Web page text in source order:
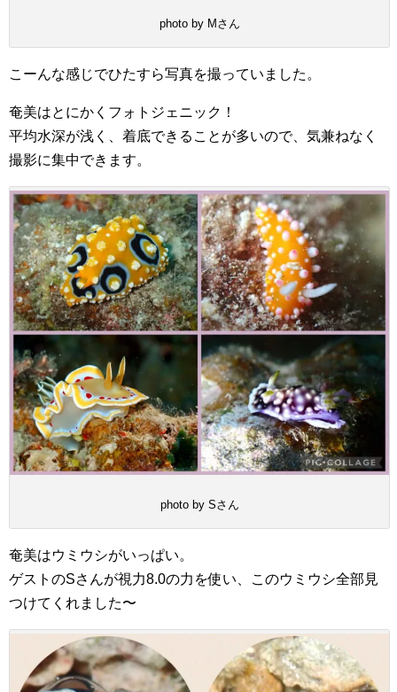
photo by Mさん
こーんな感じでひたすら写真を撮っていました。
奄美はとにかくフォトジェニック！
平均水深が浅く、着底できることが多いので、気兼ねなく
撮影に集中できます。
photo by Sさん
奄美はウミウシがいっぱい。
ゲストのSさんが視力8.0の力を使い、このウミウシ全部見
つけてくれました〜